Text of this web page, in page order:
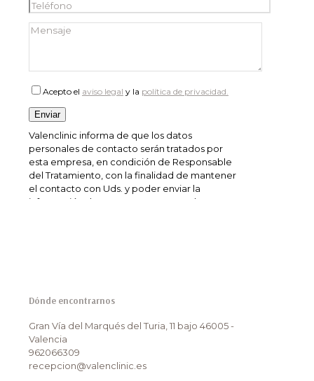
Acepto el aviso legal y la política de privacidad.
Valenclinic informa de que los datos
personales de contacto serán tratados por
esta empresa, en condición de Responsable
del Tratamiento, con la finalidad de mantener
el contacto con Uds. y poder enviar la
información de nuestra empresa. La base
manifieste solicitud de oposición o supresión
al tratamiento de sus datos. Los datos de
carácter personal no serán cedidos o
comunicados a terceros, salvo en los
supuestos previstos, según Ley. Asimismo, en
caso de considerar vulnerado su derecho a la
protección de datos personales, podrá
Dónde encontrarnos
Gran Vía del Marqués del Turia, 11 bajo 46005 -
Valencia
962066309
recepcion@valenclinic.es